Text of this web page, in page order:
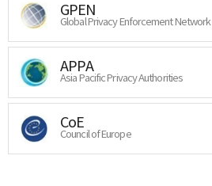
GPEN
Global Privacy Enforcement Network
APPA
Asia Pacific Privacy Authorities
CoE
Council of Europe